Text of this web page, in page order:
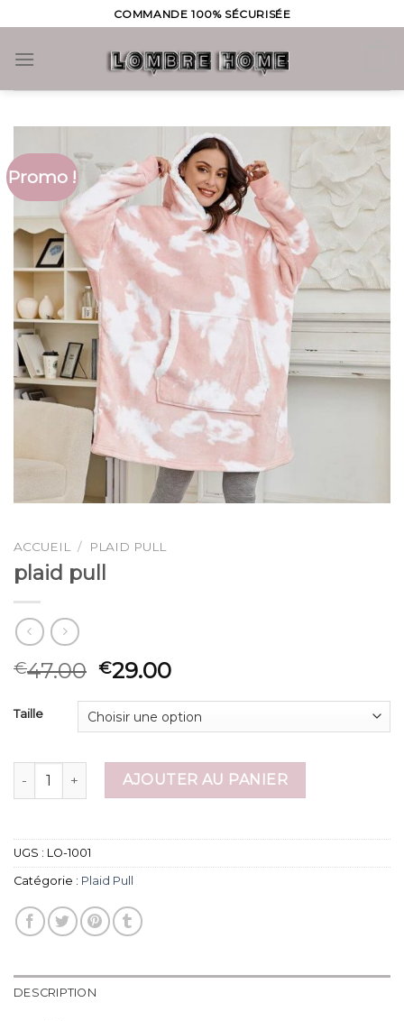
to
content
COMMANDE 100% SÉCURISÉE
Promo !
ACCUEIL / PLAID PULL
plaid pull
€47.00 €29.00
Taille
quantité de plaid pullAJOUTER AU PANIER
UGS : LO-1001
Catégorie : Plaid Pull
DESCRIPTION